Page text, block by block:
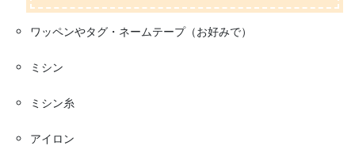
ワッペンやタグ・ネームテープ（お好みで）
ミシン
ミシン糸
アイロン